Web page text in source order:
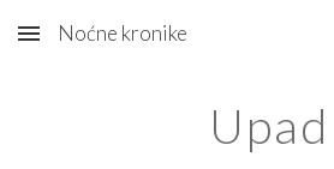
Skip to main content
Noćne kronike
Upad